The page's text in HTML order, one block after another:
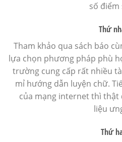
số điểm
Thứ
Tham khảo qua sách báo
lựa chọn phương pháp phù
trường cung cấp rất nhiều
mỉ hướng dẫn luyện chữ.
của mạng internet thì thật
liệu
Thứ